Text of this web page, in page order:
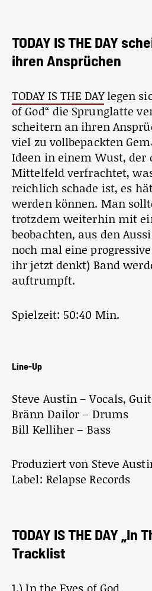
TODAY IS THE DAY
ihren Ansprüchen
TODAY IS THE DAYlegen
of God“ die Sprunglatte
scheitern an ihren
viel zu vollbepackten
Ideen in einem Wust, der
Mittelfeld verfrachtet,
reichlich schade ist, es
werden können. Man
trotzdem weiterhin mit
beobachten, aus den
noch mal eine
ihr jetzt denkt) Band
auftrumpft.
Spielzeit: 50:40 Min.
Line-Up
Steve Austin – Vocals,
Bränn Dailor – Drums
Bill Kelliher – Bass
Produziert von Steve
Label: Relapse Records
TODAY IS THE DAY „In
Tracklist
1.) In the Eyes of God